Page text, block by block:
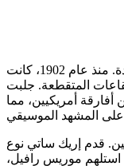
1902، كانت
المتقطعة. جلبت
أفارقة أمريكيين، مما
قدم إريك ساتي نوع
باليه "باراد" عام 1917. وقد استلهم موريس رافيل،